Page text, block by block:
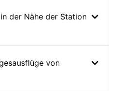
der Nähe der Station
von